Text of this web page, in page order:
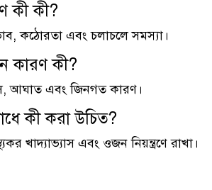
কী কী?
কঠোরতা এবং চলাচলে সমস্যা।
কারণ কী?
আঘাত এবং জিনগত কারণ।
কী করা উচিত?
খাদ্যাভ্যাস এবং ওজন নিয়ন্ত্রণে রাখা।